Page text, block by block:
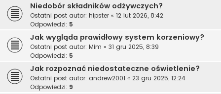
Niedobór składników odżywczych?
Ostatni post autor: hipster « 12 lut 2026, 8:42
Odpowiedzi: 5
Jak wygląda prawidłowy system korzeniowy?
Ostatni post autor: Mim « 31 gru 2025, 8:39
Odpowiedzi: 5
Jak rozpoznać niedostateczne oświetlenie?
Ostatni post autor: andrew2001 « 23 gru 2025, 12:24
Odpowiedzi: 9